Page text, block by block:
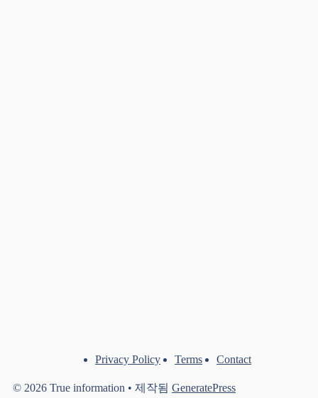
Privacy Policy Terms Contact
© 2026 True information • 제작됨 GeneratePress